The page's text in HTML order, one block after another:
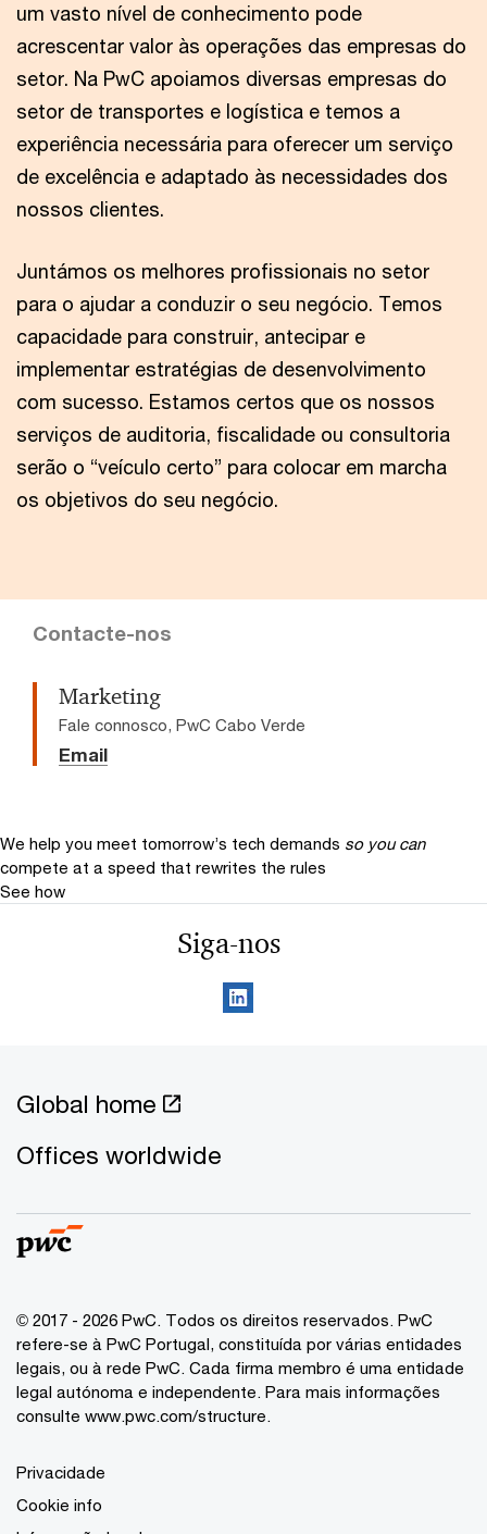
um vasto nível de conhecimento pode
acrescentar valor às operações das empresas do
setor. Na PwC apoiamos diversas empresas do
setor de transportes e logística e temos a
experiência necessária para oferecer um serviço
de excelência e adaptado às necessidades dos
nossos clientes.
Juntámos os melhores profissionais no setor
para o ajudar a conduzir o seu negócio. Temos
capacidade para construir, antecipar e
implementar estratégias de desenvolvimento
com sucesso. Estamos certos que os nossos
serviços de auditoria, fiscalidade ou consultoria
serão o “veículo certo” para colocar em marcha
os objetivos do seu negócio.
Contacte-nos
Marketing
Fale connosco, PwC Cabo Verde
Email
We help you meet tomorrow’s tech demands so you can
compete at a speed that rewrites the rules
See how
Siga-nos
Global home
Offices worldwide
© 2017 - 2026 PwC. Todos os direitos reservados. PwC
refere-se à PwC Portugal, constituída por várias entidades
legais, ou à rede PwC. Cada firma membro é uma entidade
legal autónoma e independente. Para mais informações
consulte www.pwc.com/structure.
Privacidade
Cookie info